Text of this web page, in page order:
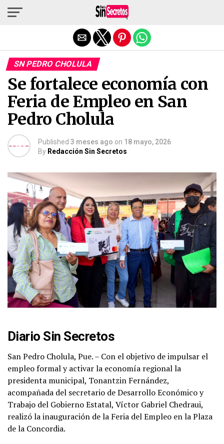
SN PEDRO CHOLULA
Se fortalece economía con
Feria de Empleo en San
Pedro Cholula
Published 3 meses ago on 18 mayo, 2026
By Redacción Sin Secretos
Diario Sin Secretos
San Pedro Cholula, Pue. – Con el objetivo de impulsar el
empleo formal y activar la economía regional la
presidenta municipal, Tonantzin Fernández,
acompañada del secretario de Desarrollo Económico y
Trabajo del Gobierno Estatal, Víctor Gabriel Chedraui,
realizó la inauguración de la Feria del Empleo en la Plaza
de la Concordia.
Salir de la versión móvil